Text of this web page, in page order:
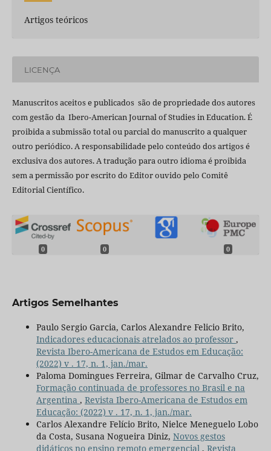
Artigos teóricos
LICENÇA
Manuscritos aceitos e publicados são de propriedade dos autores
com gestão da Ibero-American Journal of Studies in Education. É
proibida a submissão total ou parcial do manuscrito a qualquer
outro periódico. A responsabilidade pelo conteúdo dos artigos é
exclusiva dos autores. A tradução para outro idioma é proibida
sem a permissão por escrito do Editor ouvido pelo Comitê
Editorial Científico.
0 0 0
Artigos Semelhantes
Paulo Sergio Garcia, Carlos Alexandre Felicio Brito,
Indicadores educacionais atrelados ao professor ,
Revista Ibero-Americana de Estudos em Educação:
(2022) v . 17, n. 1, jan./mar.
Paloma Domingues Ferreira, Gilmar de Carvalho Cruz,
Formação continuada de professores no Brasil e na
Argentina , Revista Ibero-Americana de Estudos em
Educação: (2022) v . 17, n. 1, jan./mar.
Carlos Alexandre Felício Brito, Nielce Meneguelo Lobo
da Costa, Susana Nogueira Diniz, Novos gestos
didáticos no ensino remoto emergencial , Revista